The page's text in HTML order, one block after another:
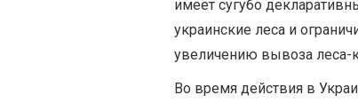
имеет сугубо
украинские леса и
увеличению вывоза леса-
Во время действия в